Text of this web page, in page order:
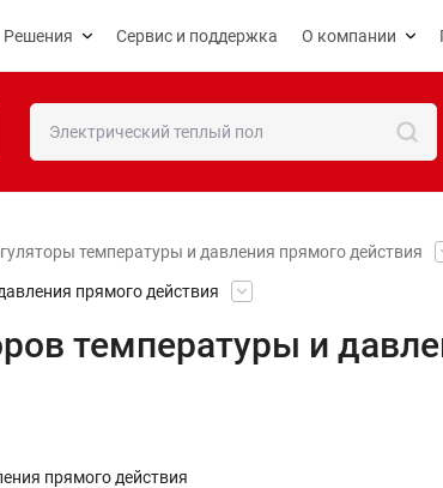
Решения Сервис и поддержка О компании
температуры и давления прямого действия
прямого действия
температуры и
прямого действия